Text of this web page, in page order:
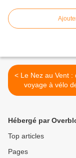
< Le Nez au Vent : quand le
voyage à vélo
spectacle à
Hébergé par
Top articles
Pages